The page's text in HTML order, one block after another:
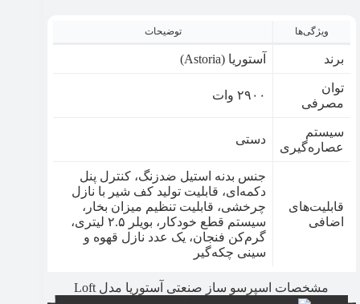
ویژگی‌ها توضیحات
برند آستوریا (Astoria)
توان
مصرفی
۲۹۰۰ وات
سیستم
عصاره‌گیری
دستی
قابلیت‌های
اضافی
جنس بدنه استیل ضدزنگ، کنترل پنل
دکمه‌ای، قابلیت تولید کف شیر با نازل
چرخشی، قابلیت تنظیم میزان بخار،
سیستم قطع خودکار، بویلر ۲.۵ لیتری،
گرم‌کن فنجان، یک عدد نازل قهوه و
سینی چکه‌گیر
مشخصات اسپرسو ساز صنعتی آستوریا مدل Loft